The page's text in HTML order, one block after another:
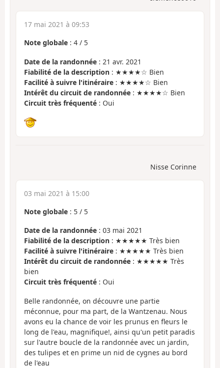
17 mai 2021 à 09:53
Note globale : 4 / 5
Date de la randonnée : 21 avr. 2021
Fiabilité de la description : ★★★★☆ Bien
Facilité à suivre l'itinéraire : ★★★★☆ Bien
Intérêt du circuit de randonnée : ★★★★☆ Bien
Circuit très fréquenté : Oui
Nisse Corinne
03 mai 2021 à 15:00
Note globale : 5 / 5
Date de la randonnée : 03 mai 2021
Fiabilité de la description : ★★★★★ Très bien
Facilité à suivre l'itinéraire : ★★★★★ Très bien
Intérêt du circuit de randonnée : ★★★★★ Très
bien
Circuit très fréquenté : Oui
Belle randonnée, on découvre une partie
méconnue, pour ma part, de la Wantzenau. Nous
avons eu la chance de voir les prunus en fleurs le
long de l'eau, magnifique!, ainsi qu'un petit paradis
sur l'autre boucle de la randonnée avec un jardin,
des tulipes et en prime un nid de cygnes au bord
de l'eau